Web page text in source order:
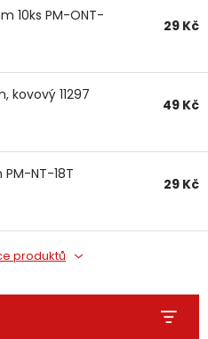
10ks PM-ONT-
29 Kč
kovový 11297
49 Kč
NT-18T
29 Kč
produktů